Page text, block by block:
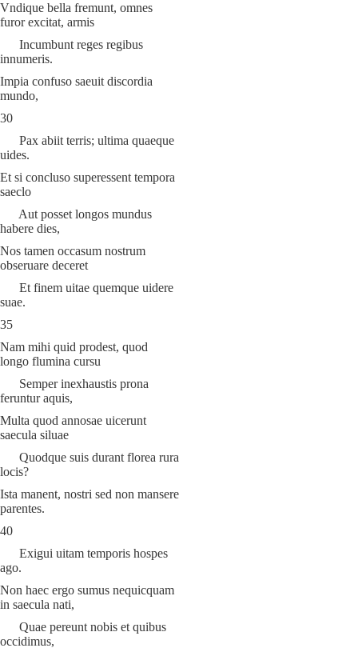
Vndique bella fremunt, omnes
furor excitat, armis
Incumbunt reges regibus
innumeris.
Impia confuso saeuit discordia
mundo,
30
Pax abiit terris; ultima quaeque
uides.
Et si concluso superessent tempora
saeclo
Aut posset longos mundus
habere dies,
Nos tamen occasum nostrum
obseruare deceret
Et finem uitae quemque uidere
suae.
35
Nam mihi quid prodest, quod
longo flumina cursu
Semper inexhaustis prona
feruntur aquis,
Multa quod annosae uicerunt
saecula siluae
Quodque suis durant florea rura
locis?
Ista manent, nostri sed non mansere
parentes.
40
Exigui uitam temporis hospes
ago.
Non haec ergo sumus nequicquam
in saecula nati,
Quae pereunt nobis et quibus
occidimus,